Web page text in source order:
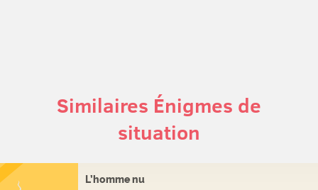
Similaires Énigmes de
situation
L’homme nu